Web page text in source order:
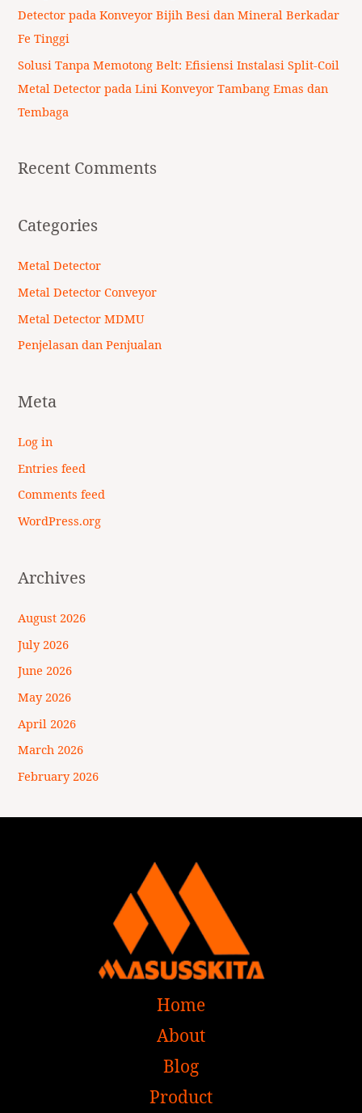
Detector pada Konveyor Bijih Besi dan Mineral Berkadar
Fe Tinggi
Solusi Tanpa Memotong Belt: Efisiensi Instalasi Split-Coil
Metal Detector pada Lini Konveyor Tambang Emas dan
Tembaga
Recent Comments
Categories
Metal Detector
Metal Detector Conveyor
Metal Detector MDMU
Penjelasan dan Penjualan
Meta
Log in
Entries feed
Comments feed
WordPress.org
Archives
August 2026
July 2026
June 2026
May 2026
April 2026
March 2026
February 2026
Home
About
Blog
Product